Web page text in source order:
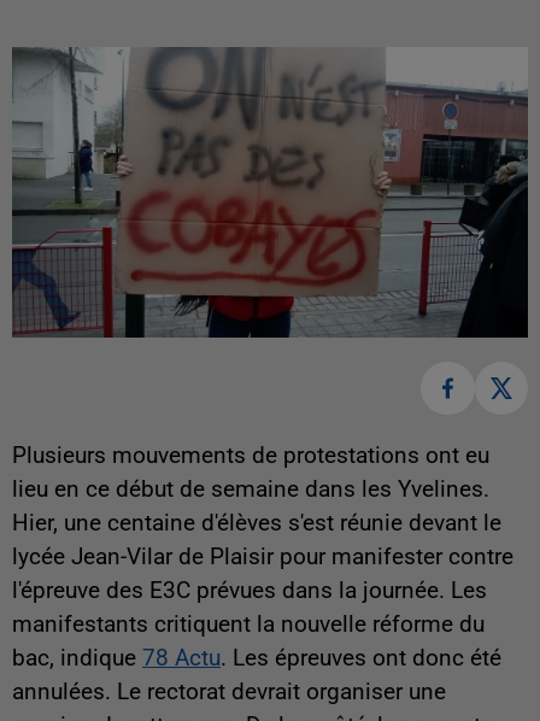
Plusieurs mouvements de protestations ont eu
lieu en ce début de semaine dans les Yvelines.
Hier, une centaine d'élèves s'est réunie devant le
lycée Jean-Vilar de Plaisir pour manifester contre
l'épreuve des E3C prévues dans la journée. Les
manifestants critiquent la nouvelle réforme du
bac, indique 78 Actu. Les épreuves ont donc été
annulées. Le rectorat devrait organiser une